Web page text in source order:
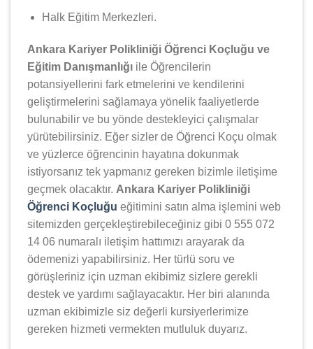
Halk Eğitim Merkezleri.
Ankara Kariyer Polikliniği Öğrenci Koçluğu ve
Eğitim Danışmanlığı ile Öğrencilerin
potansiyellerini fark etmelerini ve kendilerini
geliştirmelerini sağlamaya yönelik faaliyetlerde
bulunabilir ve bu yönde destekleyici çalışmalar
yürütebilirsiniz. Eğer sizler de Öğrenci Koçu olmak
ve yüzlerce öğrencinin hayatına dokunmak
istiyorsanız tek yapmanız gereken bizimle iletişime
geçmek olacaktır. Ankara Kariyer Polikliniği
Öğrenci Koçluğu eğitimini satın alma işlemini web
sitemizden gerçekleştirebileceğiniz gibi 0 555 072
14 06 numaralı iletişim hattımızı arayarak da
ödemenizi yapabilirsiniz. Her türlü soru ve
görüşleriniz için uzman ekibimiz sizlere gerekli
destek ve yardımı sağlayacaktır. Her biri alanında
uzman ekibimizle siz değerli kursiyerlerimize
gereken hizmeti vermekten mutluluk duyarız.